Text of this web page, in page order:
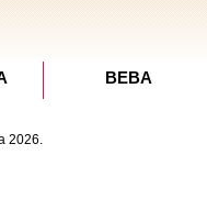
2026.
BEBA